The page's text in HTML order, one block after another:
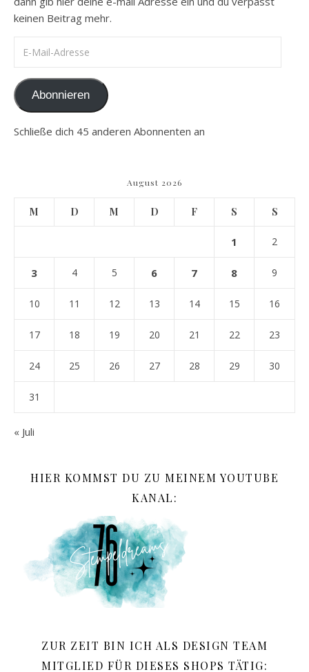
keinen Beitrag mehr.
Abonnieren
Schließe dich 45 anderen Abonnenten an
August 2026
M D M D F S S
1 2
3 4 5 6 7 8 9
10 11 12 13 14 15 16
17 18 19 20 21 22 23
24 25 26 27 28 29 30
31
« Juli
HIER KOMMST DU ZU MEINEM YOUTUBE
KANAL:
ZUR ZEIT BIN ICH ALS DESIGN TEAM
MITGLIED FÜR DIESES SHOPS TÄTIG: